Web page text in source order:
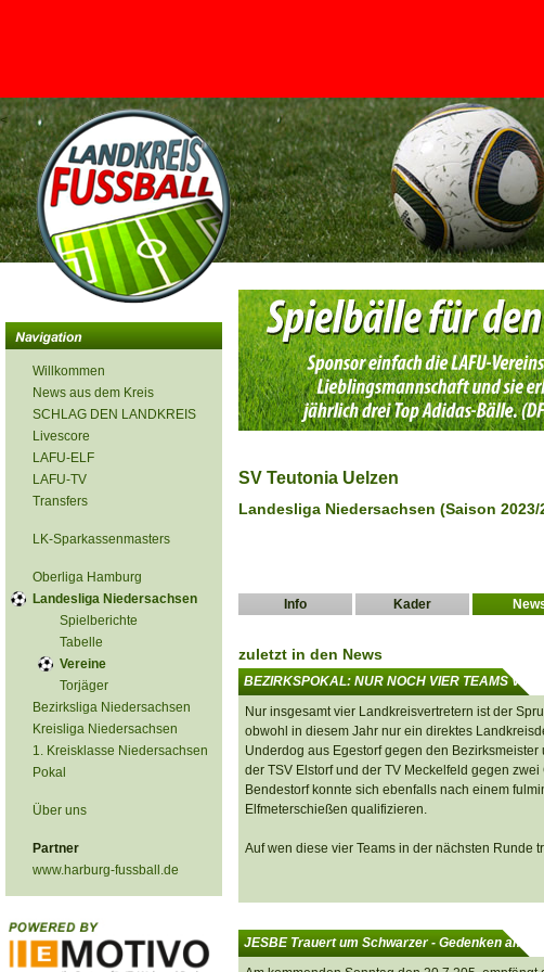
<
Willkommen
News aus dem Kreis
SCHLAG DEN LANDKREIS
Livescore
LAFU-ELF
LAFU-TV
Transfers
LK-Sparkassenmasters
Oberliga Hamburg
Landesliga Niedersachsen
Spielberichte
Tabelle
Vereine
Torjäger
Bezirksliga Niedersachsen
Kreisliga Niedersachsen
1. Kreisklasse Niedersachsen
Pokal
Über uns
Partner
www.harburg-fussball.de
SV Teutonia Uelzen
Landesliga Niedersachsen (Saison 2023/
Info Kader
zuletzt in den News
BEZIRKSPOKAL: NUR NOCH VIER TEAMS
Nur insgesamt vier Landkreisvertretern ist der
obwohl in diesem Jahr nur ein direktes
Underdog aus Egestorf gegen den
der TSV Elstorf und der TV Meckelfeld gegen
Bendestorf konnte sich ebenfalls nach einem
Elfmeterschießen qualifizieren.
Auf wen diese vier Teams in der nächsten Runde
JESBE Trauert um Schwarzer - Gedenken am